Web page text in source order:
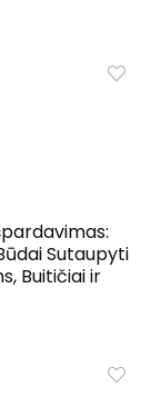
Sutaupyti
Buitičiai ir